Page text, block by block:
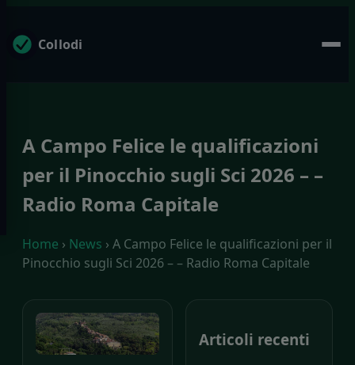
Collodi
A Campo Felice le qualificazioni
per il Pinocchio sugli Sci 2026 – –
Radio Roma Capitale
Home › News › A Campo Felice le qualificazioni per il
Pinocchio sugli Sci 2026 – – Radio Roma Capitale
Articoli recenti